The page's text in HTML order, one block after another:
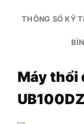
THÔNG SỐ KỸ
Máy thổi